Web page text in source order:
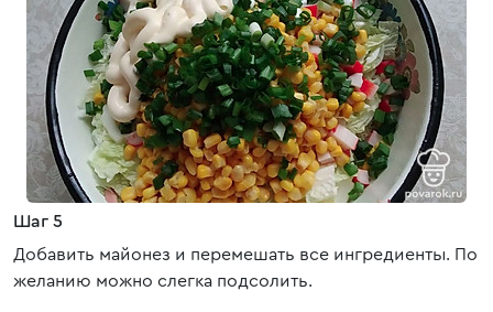
Шаг 5
Добавить майонез и перемешать все ингредиенты. По
желанию можно слегка подсолить.